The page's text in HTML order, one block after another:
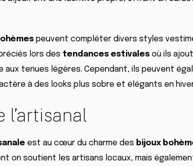
peuvent compléter divers styles
lors des tendances estivales où ils
aux tenues légères. Cependant, ils peuvent
à des looks plus sobre et élégants en
l’artisanal
est au cœur du charme des bijoux
on soutient les artisans locaux, mais